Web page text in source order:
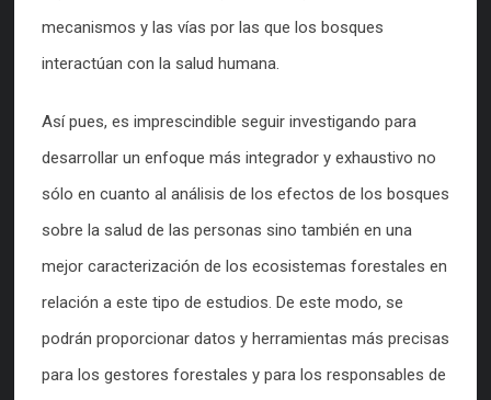
mecanismos y las vías por las que los bosques
interactúan con la salud humana.
Así pues, es imprescindible seguir investigando para
desarrollar un enfoque más integrador y exhaustivo no
sólo en cuanto al análisis de los efectos de los bosques
sobre la salud de las personas sino también en una
mejor caracterización de los ecosistemas forestales en
relación a este tipo de estudios. De este modo, se
podrán proporcionar datos y herramientas más precisas
para los gestores forestales y para los responsables de